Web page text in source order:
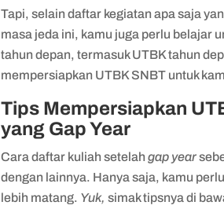
Tapi, selain daftar kegiatan apa saja
masa jeda ini, kamu juga perlu belajar
tahun depan, termasuk UTBK tahun
mempersiapkan UTBK SNBT untuk
Tips Mempersiapkan
yang Gap Year
Cara daftar kuliah setelahgap year
dengan lainnya. Hanya saja, kamu
lebih matang. Yuk,simak tipsnya di